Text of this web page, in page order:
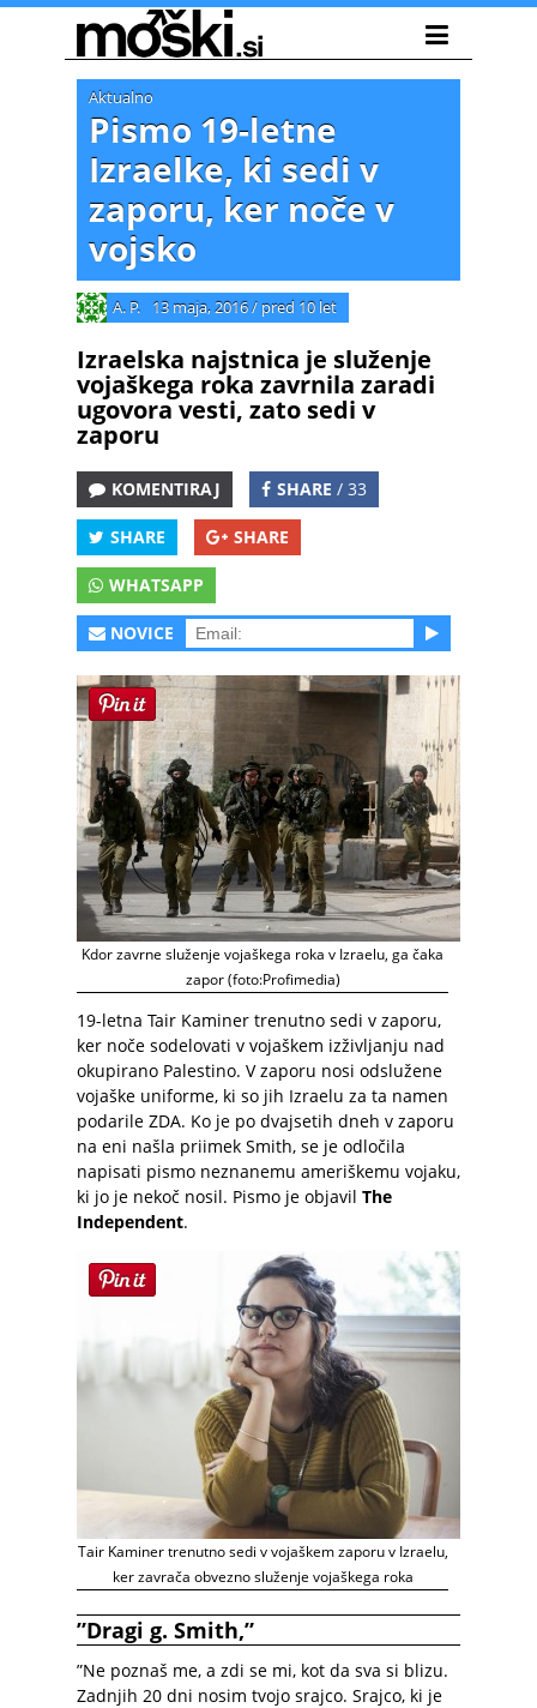
Aktualno
Pismo 19-letne
Izraelke, ki sedi v
zaporu, ker noče v
vojsko
A. P. 13 maja, 2016/ pred 10 let
Izraelska najstnica je služenje
vojaškega roka zavrnila zaradi
ugovora vesti, zato sedi v
zaporu
KOMENTIRAJ SHARE / 33
SHARE SHARE
WHATSAPP
NOVICE
Kdor zavrne služenje vojaškega roka v Izraelu, ga čaka
zapor (foto:Profimedia)
19-letna Tair Kaminer trenutno sedi v zaporu,
ker noče sodelovati v vojaškem izživljanju nad
okupirano Palestino. V zaporu nosi odslužene
vojaške uniforme, ki so jih Izraelu za ta namen
podarile ZDA. Ko je po dvajsetih dneh v zaporu
na eni našla priimek Smith, se je odločila
napisati pismo neznanemu ameriškemu vojaku,
ki jo je nekoč nosil. Pismo je objavil The
Independent.
Tair Kaminer trenutno sedi v vojaškem zaporu v Izraelu,
ker zavrača obvezno služenje vojaškega roka
”Dragi g. Smith,”
”Ne poznaš me, a zdi se mi, kot da sva si blizu.
Zadnjih 20 dni nosim tvojo srajco. Srajco, ki je